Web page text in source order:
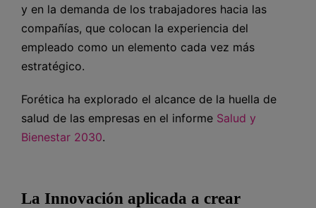
y en la demanda de los trabajadores hacia las
compañías, que colocan la experiencia del
empleado como un elemento cada vez más
estratégico.
Forética ha explorado el alcance de la huella de
salud de las empresas en el informe Salud y
Bienestar 2030.
La Innovación aplicada a crear